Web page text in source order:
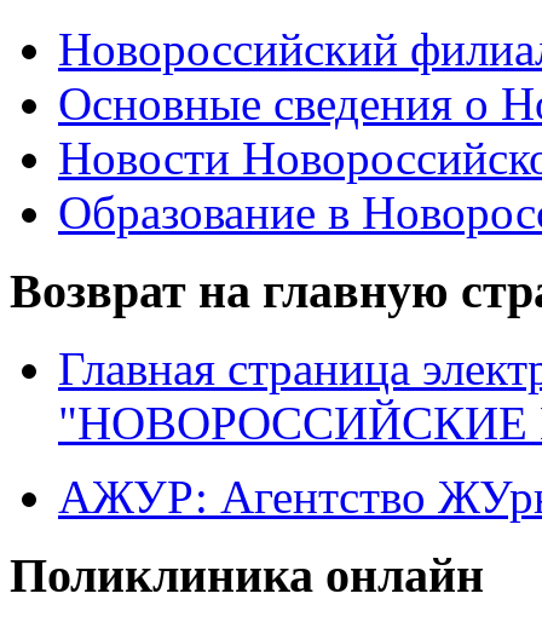
Новороссийский
Основные сведения о
Новости
Образование в
Возврат на главную
Главная страница
"НОВОРОССИЙСКИЕ
АЖУР: Агентство
Поликлиника онлайн